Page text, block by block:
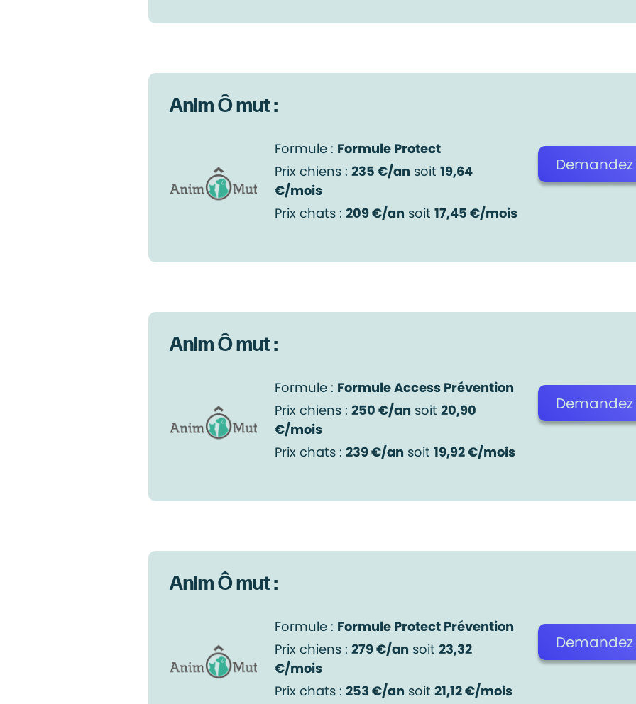
Anim Ô mut :
Formule : Formule Protect
Prix chiens :235 €/an soit19,64
€/mois
Prix chats :209 €/an soit17,45 €/mois
Anim Ô mut :
Formule : Formule Access Prévention
Prix chiens :250 €/an soit20,90
€/mois
Prix chats :239 €/an soit19,92 €/mois
Anim Ô mut :
Formule : Formule Protect Prévention
Prix chiens :279 €/an soit23,32
€/mois
Prix chats :253 €/an soit21,12 €/mois